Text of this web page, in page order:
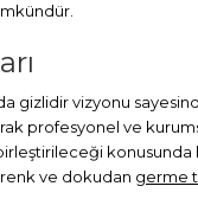
gizlidir vizyonu
profesyonel ve
ve dokudan germe